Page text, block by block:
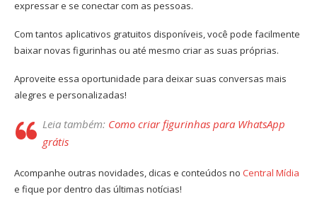
expressar e se conectar com as pessoas.
Com tantos aplicativos gratuitos disponíveis, você pode facilmente
baixar novas figurinhas ou até mesmo criar as suas próprias.
Aproveite essa oportunidade para deixar suas conversas mais
alegres e personalizadas!
Leia também: Como criar figurinhas para WhatsApp
grátis
Acompanhe outras novidades, dicas e conteúdos no Central Mídia
e fique por dentro das últimas notícias!